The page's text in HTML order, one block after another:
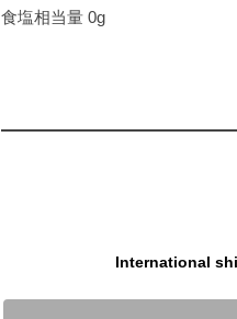
食塩相当量 0g
International